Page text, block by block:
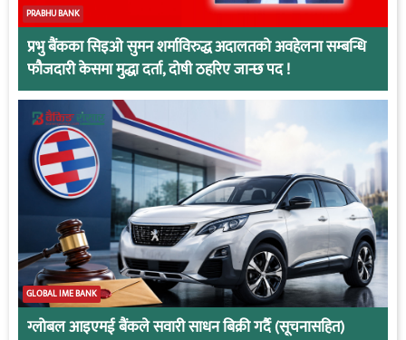
PRABHU BANK
प्रभु बैंकका सिइओ सुमन शर्माविरुद्ध अदालतको अवहेलना सम्बन्धि
फौजदारी केसमा मुद्धा दर्ता, दोषी ठहरिए जान्छ पद !
GLOBAL IME BANK
ग्लोबल आइएमई बैंकले सवारी साधन बिक्री गर्दै (सूचनासहित)